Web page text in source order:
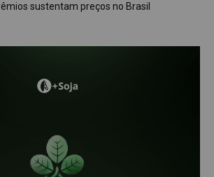
sustentam preços no Brasil